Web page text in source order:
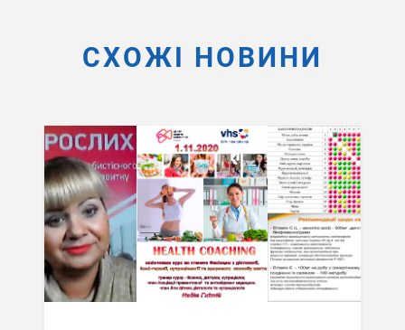
СХОЖІ НОВИНИ